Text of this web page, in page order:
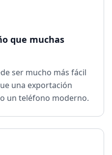
que muchas
ser mucho más fácil
una exportación
un teléfono moderno.